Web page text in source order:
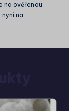
na ověřenou
na